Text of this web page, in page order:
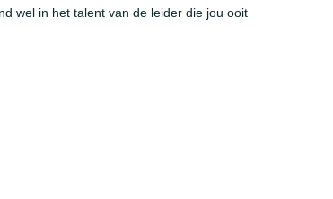
wel in het talent van de leider die jou ooit